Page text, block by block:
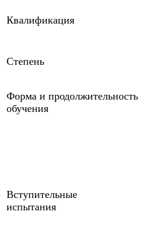
Квалификация
Степень
Форма и продолжительность
обучения
Вступительные
испытания